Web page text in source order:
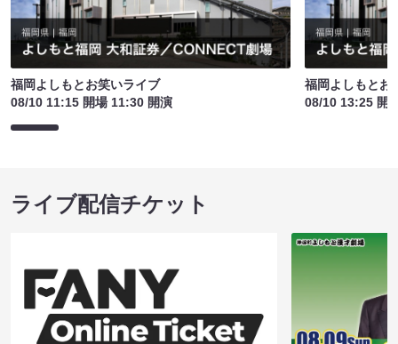
福岡よしもとお笑いライブ
08/10 11:15 開場 11:30 開演
福岡よしもとお
08/10 13:25 開
ライブ配信チケット